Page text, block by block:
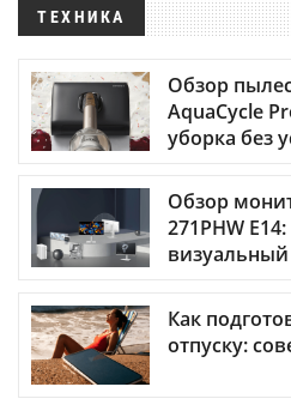
ТЕХНИКА
Обзор
AquaCycle
уборка без
Обзор
271PHW
Как
отпуску: